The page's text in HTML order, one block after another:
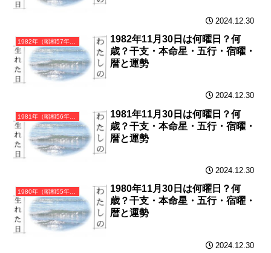
2024.12.30
1982年（昭和57年）壬戌（みずのえいぬ）・戌年（いぬ年）カレンダー（月曜はじまり）
1982年11月30日は何曜日？何
歳？干支・本命星・五行・宿曜・
暦と運勢
2024.12.30
1981年（昭和56年）辛酉（かのととり）・酉年（とり年）カレンダー（月曜はじまり）
1981年11月30日は何曜日？何
歳？干支・本命星・五行・宿曜・
暦と運勢
2024.12.30
1980年（昭和55年）庚申（かのえさる）・申年（さる年）カレンダー（月曜はじまり）
1980年11月30日は何曜日？何
歳？干支・本命星・五行・宿曜・
暦と運勢
2024.12.30